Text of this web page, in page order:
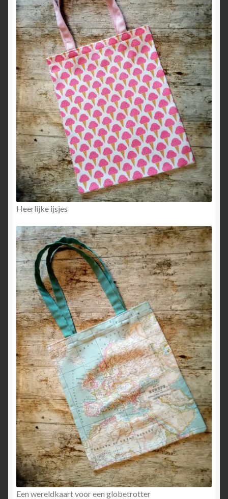
Heerlijke ijsjes
Een wereldkaart voor een globetrotter